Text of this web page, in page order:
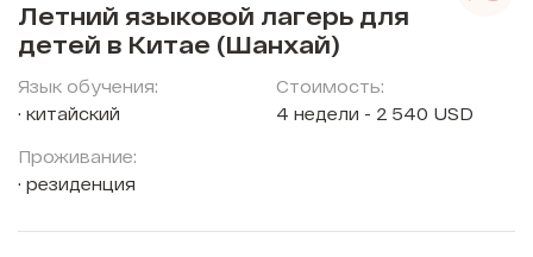
Летний языковой лагерь для
детей в Китае (Шанхай)
Язык обучения:
китайский
Проживание:
резиденция
Стоимость:
4 недели - 2 540 USD